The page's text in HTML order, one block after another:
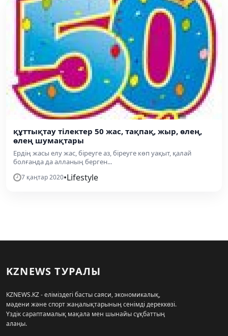
құттықтау тілектер 50 жас, тақпақ, жыр, өлең,
өлең шумақтары
Ердің жасы елу жас, біреуге аз, біреуге көп уақыт, қалай
болғанда да алланың берген...
7 қаңтар 2020•Lifestyle
KZNEWS ТУРАЛЫ
KZNEWS.KZ - еліміздегі басты саяси, экономикалық,
мәдени және спорт жаңалықтарының сенімді дереккөзі.
Үздік сараптамалық мақала мен шынайы сұқбаттың
алаңы.